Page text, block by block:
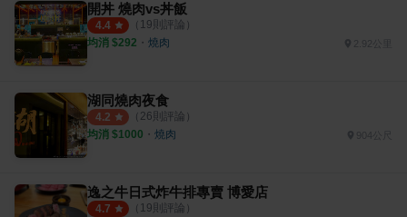
開丼 燒肉vs丼飯
4.4 （ 19則評論）
均消 $292 ・ 燒肉
湖同燒肉夜食
4.2 （ 26則評論）
均消 $1000 ・ 燒肉 904公尺
逸之牛日式炸牛排專賣 博愛店
4.7 （ 19則評論）